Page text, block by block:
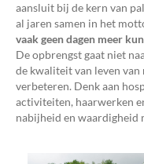
aansluit bij de kern van
al jaren samen in het
vaak geen dagen meer
De opbrengst gaat niet
de kwaliteit van leven van
verbeteren. Denk aan
activiteiten, haarwerken
nabijheid en waardigheid